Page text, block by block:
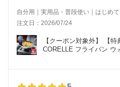
自分用｜実用品・普段使い｜はじめて
注文日：2026/07/24
【クーポン対象外】 【
CORELLE フライパン ウ